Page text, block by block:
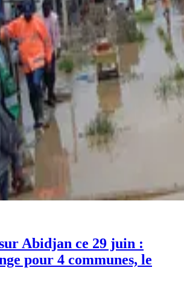
Abidjan ce 29 juin :
pour 4 communes, le